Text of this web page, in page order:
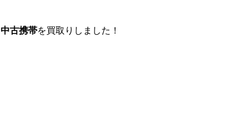
中古携帯を買取りしました！